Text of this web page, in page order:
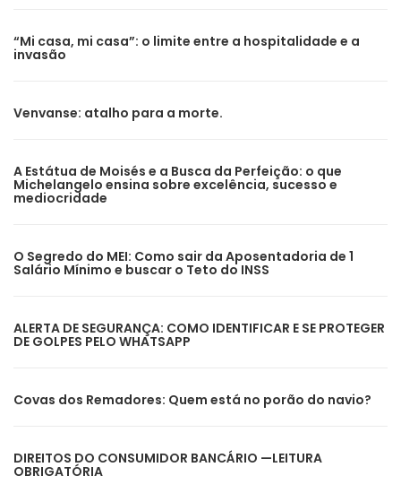
“Mi casa, mi casa”: o limite entre a hospitalidade e a
invasão
Venvanse: atalho para a morte.
A Estátua de Moisés e a Busca da Perfeição: o que
Michelangelo ensina sobre excelência, sucesso e
mediocridade
O Segredo do MEI: Como sair da Aposentadoria de 1
Salário Mínimo e buscar o Teto do INSS
ALERTA DE SEGURANÇA: COMO IDENTIFICAR E SE PROTEGER
DE GOLPES PELO WHATSAPP
Covas dos Remadores: Quem está no porão do navio?
DIREITOS DO CONSUMIDOR BANCÁRIO —LEITURA
OBRIGATÓRIA